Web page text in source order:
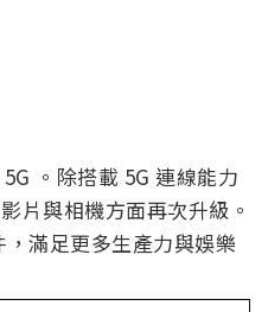
。除搭載 5G 連線能力
片與相機方面再次升級。
滿足更多生產力與娛樂